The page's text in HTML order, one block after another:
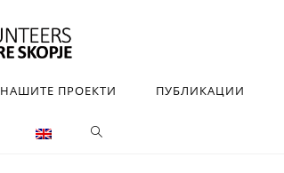
НАШИТЕ ПРОЕКТИ ПУБЛИКАЦИИ